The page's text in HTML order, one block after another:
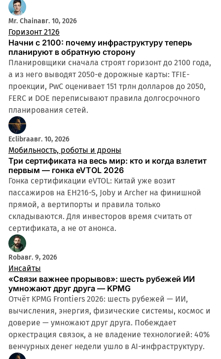
Mr. Chainавг. 10, 2026
Горизонт 2126
Начни с 2100: почему инфраструктуру теперь
планируют в обратную сторону
Планировщики сначала строят горизонт до 2100 года,
а из него выводят 2050-е дорожные карты: TFIE-
проекции, PwC оценивает 151 трлн долларов до 2050,
FERC и DOE переписывают правила долгосрочного
планирования сетей.
Eclibraавг. 10, 2026
Мобильность, роботы и дроны
Три сертификата на весь мир: кто и когда взлетит
первым — гонка eVTOL 2026
Гонка сертификации eVTOL: Китай уже возит
пассажиров на EH216-S, Joby и Archer на финишной
прямой, а вертипорты и правила только
складываются. Для инвесторов время считать от
сертификата, а не от анонса.
Robавг. 9, 2026
Инсайты
«Связи важнее прорывов»: шесть рубежей ИИ
умножают друг друга — KPMG
Отчёт KPMG Frontiers 2026: шесть рубежей — ИИ,
вычисления, энергия, физические системы, космос и
доверие — умножают друг друга. Побеждает
оркестрация связок, а не владение технологией: 40%
венчурных денег недели ушло в AI-инфраструктуру.